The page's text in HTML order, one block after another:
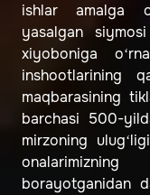
ishlar amalga
yasalgan
xiyoboniga
inshootlarining
maqbarasining
barchasi 500-
mirzoning
borayotganidan